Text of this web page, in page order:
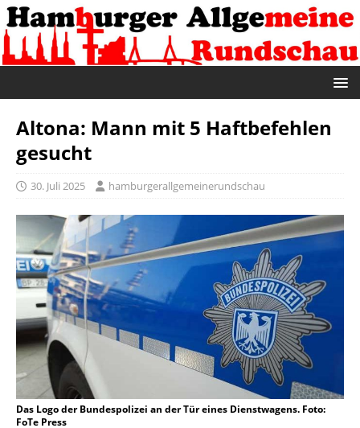
Altona: Mann mit 5 Haftbefehlen
gesucht
30. Juli 2025 hamburgerallgemeinerundschau
Das Logo der Bundespolizei an der Tür eines Dienstwagens. Foto:
FoTe Press